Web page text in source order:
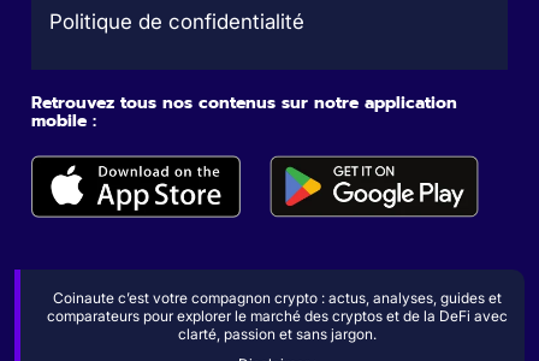
Politique de confidentialité
Retrouvez tous nos contenus sur notre application
mobile :
Coinaute c’est votre compagnon crypto : actus, analyses, guides et
comparateurs pour explorer le marché des cryptos et de la DeFi avec
clarté, passion et sans jargon.